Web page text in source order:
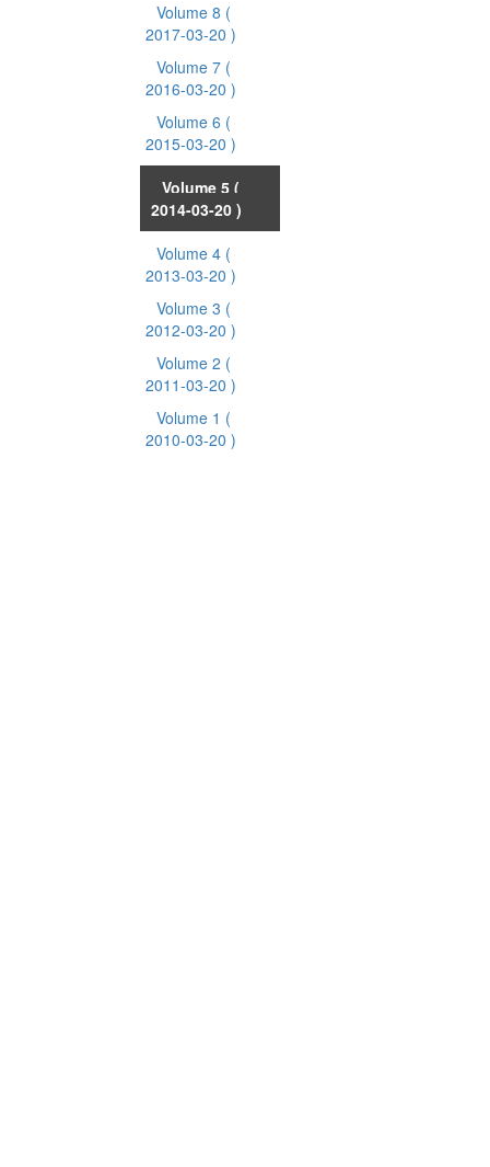
Volume 8 (
2017-03-20 )
Volume 7 (
2016-03-20 )
Volume 6 (
2015-03-20 )
Volume 5 (
2014-03-20 )
Volume 4 (
2013-03-20 )
Volume 3 (
2012-03-20 )
Volume 2 (
2011-03-20 )
Volume 1 (
2010-03-20 )